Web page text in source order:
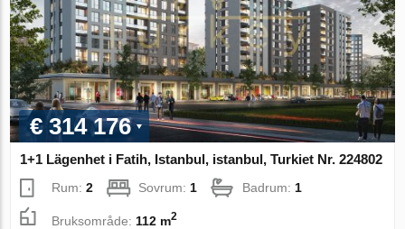
€ 314 176
1+1 Lägenhet i Fatih, Istanbul, istanbul, Turkiet Nr. 224802
Rum:2 Sovrum: 1 Badrum: 1
Bruksområde: 112 m2